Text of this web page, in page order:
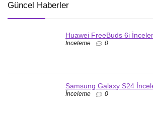
Güncel Haberler
Huawei FreeBuds 6i
İnceleme 0
Samsung Galaxy S24
İnceleme 0